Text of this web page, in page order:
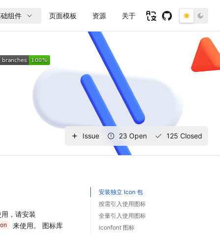
安装独立 Icon 包
按需引入使用图标
全量引入使用图标
iconfont 图标
，请安装
来使用。 图标库